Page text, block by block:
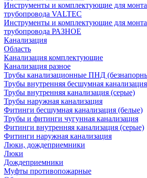
Инструменты и комплектующие для
трубопровода VALTEC
Инструменты и комплектующие для
трубопровода РАЗНОЕ
Канализация
Область
Канализация комплектующие
Канализация разное
Трубы канализационные ПНД
Трубы внутренняя бесшумная
Трубы внутренняя канализация (серые)
Трубы наружная канализация
Фитинги бесшумная канализация (белые)
Трубы и фитинги чугунная канализация
Фитинги внутренняя канализация (серые)
Фитинги наружная канализация
Люки, дождеприемники
Люки
Дождеприемники
Муфты противопожарные